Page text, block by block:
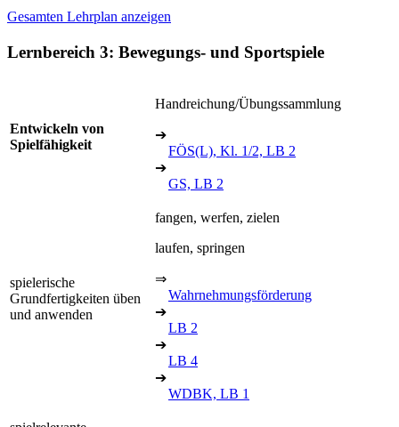
Gesamten Lehrplan anzeigen
Lernbereich 3: Bewegungs- und Sportspiele
Entwickeln von
Spielfähigkeit
Handreichung/Übungssammlung
➔
FÖS(L), Kl. 1/2, LB 2
➔
GS, LB 2
spielerische
Grundfertigkeiten üben
und anwenden
fangen, werfen, zielen
laufen, springen
⇒
Wahrnehmungsförderung
➔
LB 2
➔
LB 4
➔
WDBK, LB 1